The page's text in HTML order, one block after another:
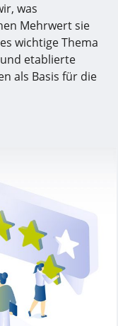
was
Mehrwert sie
wichtige Thema
etablierte
als Basis für die